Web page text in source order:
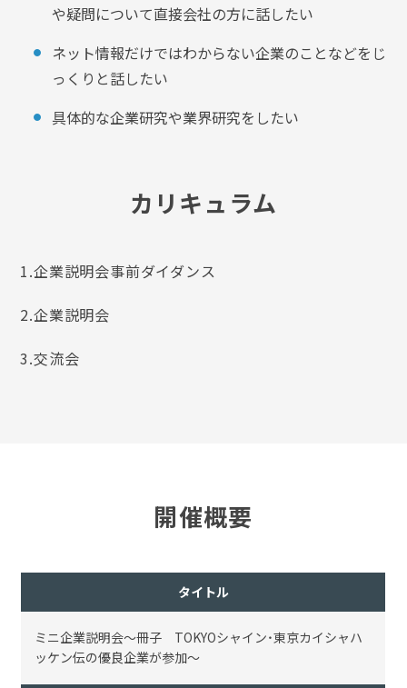
や疑問について直接会社の方に話したい
ネット情報だけではわからない企業のことなどをじ
っくりと話したい
具体的な企業研究や業界研究をしたい
カリキュラム
1.企業説明会事前ダイダンス
2.企業説明会
3.交流会
開催概要
タイトル
ミニ企業説明会～冊子 TOKYOシャイン・東京カイシャハ
ッケン伝の優良企業が参加～